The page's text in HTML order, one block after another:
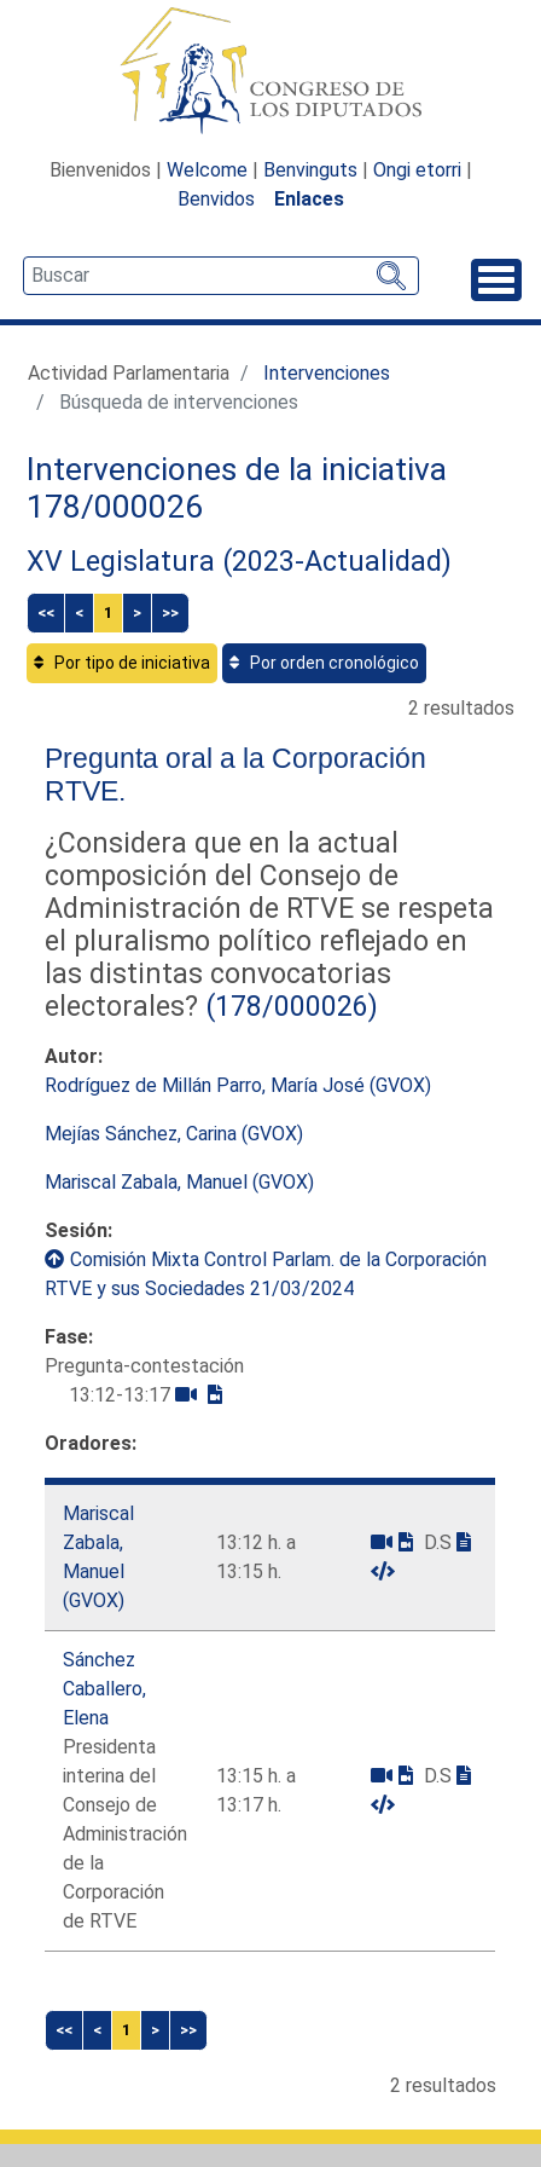
Bienvenidos | Welcome | Benvinguts | Ongi etorri |
Benvidos
Enlaces
Actividad Parlamentaria
Intervenciones
Búsqueda de intervenciones
Intervenciones de la iniciativa
178/000026
XV Legislatura (2023-Actualidad)
<< < 1 > >>
Por tipo de iniciativa Por orden cronológico
2 resultados
Pregunta oral a la Corporación
RTVE.
¿Considera que en la actual
composición del Consejo de
Administración de RTVE se respeta
el pluralismo político reflejado en
las distintas convocatorias
electorales? (178/000026)
Autor:
Rodríguez de Millán Parro, María José (GVOX)
Mejías Sánchez, Carina (GVOX)
Mariscal Zabala, Manuel (GVOX)
Sesión:
Comisión Mixta Control Parlam. de la Corporación
RTVE y sus Sociedades 21/03/2024
Fase:
Pregunta-contestación
13:12-13:17
Oradores:
Mariscal
Zabala,
Manuel
(GVOX)
13:12 h. a
13:15 h.
D.S
Sánchez
Caballero,
Elena
Presidenta
interina del
Consejo de
Administración
de la
Corporación
de RTVE
13:15 h. a
13:17 h.
D.S
<< < 1 > >>
2 resultados